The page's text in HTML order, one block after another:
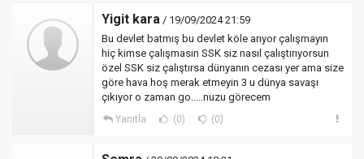
Yigit kara / 19/09/2024 21:59
Bu devlet batmış bu devlet köle arıyor çalışmayın
hiç kimse çalışmasın SSK siz nasıl çalıştırıyorsun
özel SSK siz çalıştırsa dünyanın cezası yer ama size
göre hava hoş merak etmeyin 3 u dünya savaşı
çıkıyor o zaman go.....nuzu görecem
Yanıtla (0) (0)